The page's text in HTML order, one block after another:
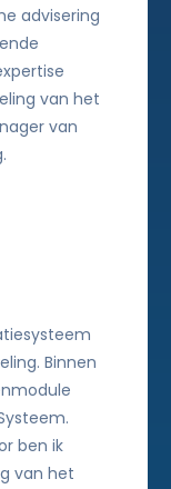
advisering
van het
van
Binnen
ben ik
van het